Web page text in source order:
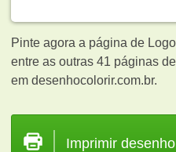
Pinte agora a página de
entre as outras 41 páginas de
em desenhocolorir.com.br.
Imprimir desenho